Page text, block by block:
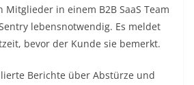
Mitglieder in einem B2B SaaS Team
lebensnotwendig. Es meldet
bevor der Kunde sie bemerkt.
Berichte über Abstürze und